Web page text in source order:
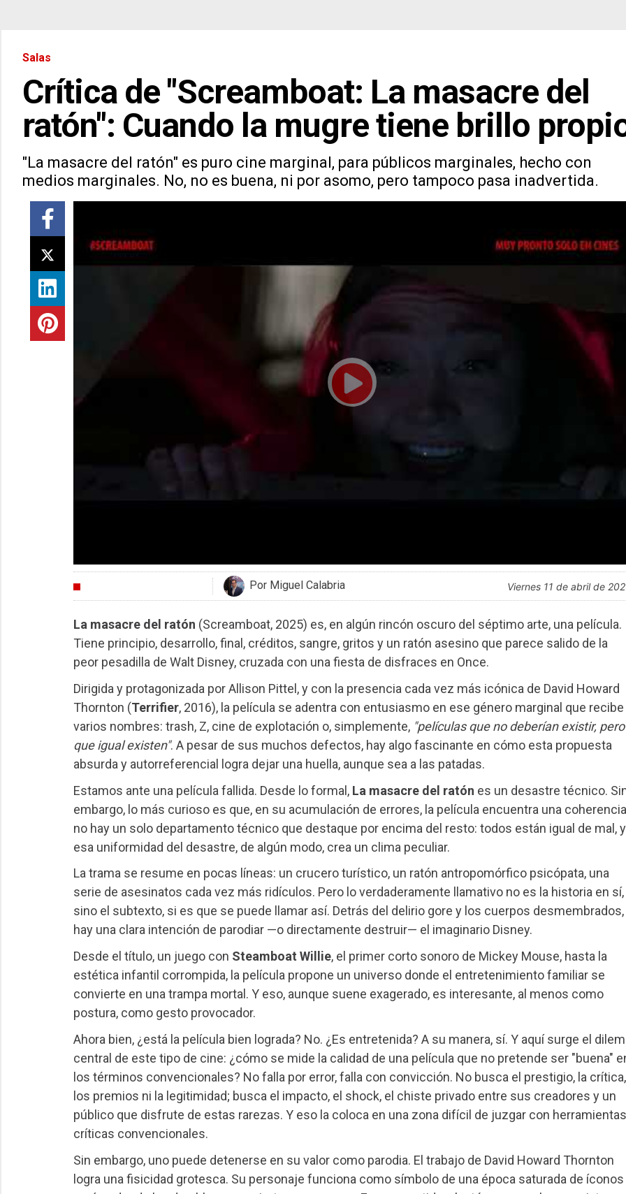
Salas
Crítica de "Screamboat: La masacre del
ratón": Cuando la mugre tiene brillo
"La masacre del ratón" es puro cine marginal, para públicos marginales, hecho con
medios marginales. No, no es buena, ni por asomo, pero tampoco pasa inadvertida.
Por Miguel Calabria viernes 11 de abril de
La masacre del ratón (Screamboat, 2025) es, en algún rincón oscuro del séptimo arte, una película.
Tiene principio, desarrollo, final, créditos, sangre, gritos y un ratón asesino que parece salido de la
peor pesadilla de Walt Disney, cruzada con una fiesta de disfraces en Once.
Dirigida y protagonizada por Allison Pittel, y con la presencia cada vez más icónica de David Howard
Thornton (Terrifier, 2016), la película se adentra con entusiasmo en ese género marginal que recibe
varios nombres: trash, Z, cine de explotación o, simplemente, "películas que no deberían existir, pero
que igual existen". A pesar de sus muchos defectos, hay algo fascinante en cómo esta propuesta
absurda y autorreferencial logra dejar una huella, aunque sea a las patadas.
Estamos ante una película fallida. Desde lo formal,La masacre del ratón es un desastre técnico.
embargo, lo más curioso es que, en su acumulación de errores, la película encuentra una
no hay un solo departamento técnico que destaque por encima del resto: todos están igual de mal, y
esa uniformidad del desastre, de algún modo, crea un clima peculiar.
La trama se resume en pocas líneas: un crucero turístico, un ratón antropomórfico psicópata, una
serie de asesinatos cada vez más ridículos. Pero lo verdaderamente llamativo no es la historia en sí,
sino el subtexto, si es que se puede llamar así. Detrás del delirio gore y los cuerpos desmembrados,
hay una clara intención de parodiar —o directamente destruir— el imaginario Disney.
Desde el título, un juego con Steamboat Willie, el primer corto sonoro de Mickey Mouse, hasta la
estética infantil corrompida, la película propone un universo donde el entretenimiento familiar se
convierte en una trampa mortal. Y eso, aunque suene exagerado, es interesante, al menos como
postura, como gesto provocador.
Ahora bien, ¿está la película bien lograda? No. ¿Es entretenida? A su manera, sí. Y aquí surge el
central de este tipo de cine: ¿cómo se mide la calidad de una película que no pretende ser "buena"
los términos convencionales? No falla por error, falla con convicción. No busca el prestigio, la crítica,
los premios ni la legitimidad; busca el impacto, el shock, el chiste privado entre sus creadores y un
público que disfrute de estas rarezas. Y eso la coloca en una zona difícil de juzgar con herramientas
críticas convencionales.
Sin embargo, uno puede detenerse en su valor como parodia. El trabajo de David Howard Thornton
logra una fisicidad grotesca. Su personaje funciona como símbolo de una época saturada de íconos